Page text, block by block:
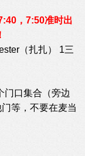
，7:50准时出
（扎扎） 1三
门口集合（旁边
等，不要在麦当